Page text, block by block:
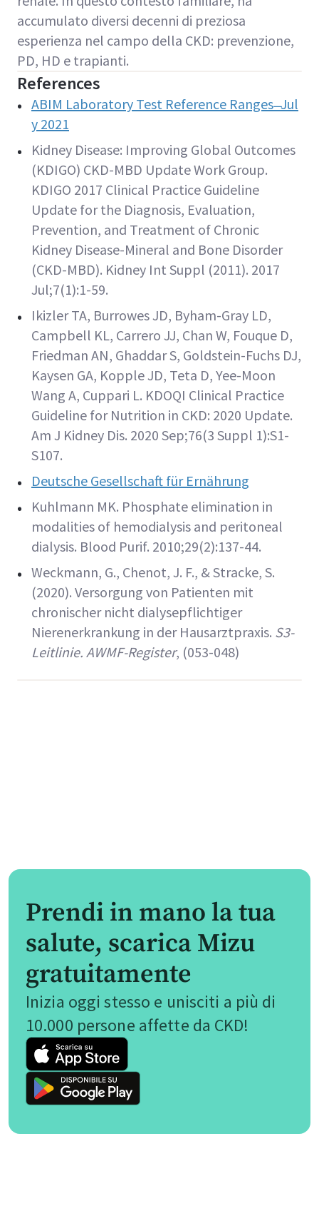
accumulato diversi decenni di preziosa
esperienza nel campo della CKD: prevenzione,
PD, HD e trapianti.
References
ABIM Laboratory Test Reference Ranges ̶ Jul
y 2021
Kidney Disease: Improving Global Outcomes
(KDIGO) CKD-MBD Update Work Group.
KDIGO 2017 Clinical Practice Guideline
Update for the Diagnosis, Evaluation,
Prevention, and Treatment of Chronic
Kidney Disease-Mineral and Bone Disorder
(CKD-MBD). Kidney Int Suppl (2011). 2017
Jul;7(1):1-59.
Ikizler TA, Burrowes JD, Byham-Gray LD,
Campbell KL, Carrero JJ, Chan W, Fouque D,
Friedman AN, Ghaddar S, Goldstein-Fuchs DJ,
Kaysen GA, Kopple JD, Teta D, Yee-Moon
Wang A, Cuppari L. KDOQI Clinical Practice
Guideline for Nutrition in CKD: 2020 Update.
Am J Kidney Dis. 2020 Sep;76(3 Suppl 1):S1-
S107.
Deutsche Gesellschaft für Ernährung
Kuhlmann MK. Phosphate elimination in
modalities of hemodialysis and peritoneal
dialysis. Blood Purif. 2010;29(2):137-44.
Weckmann, G., Chenot, J. F., & Stracke, S.
(2020). Versorgung von Patienten mit
chronischer nicht dialysepflichtiger
Nierenerkrankung in der Hausarztpraxis. S3-
Leitlinie. AWMF-Register, (053-048)
Prendi in mano la tua
salute, scarica Mizu
gratuitamente
Inizia oggi stesso e unisciti a più di
10.000 persone affette da CKD!